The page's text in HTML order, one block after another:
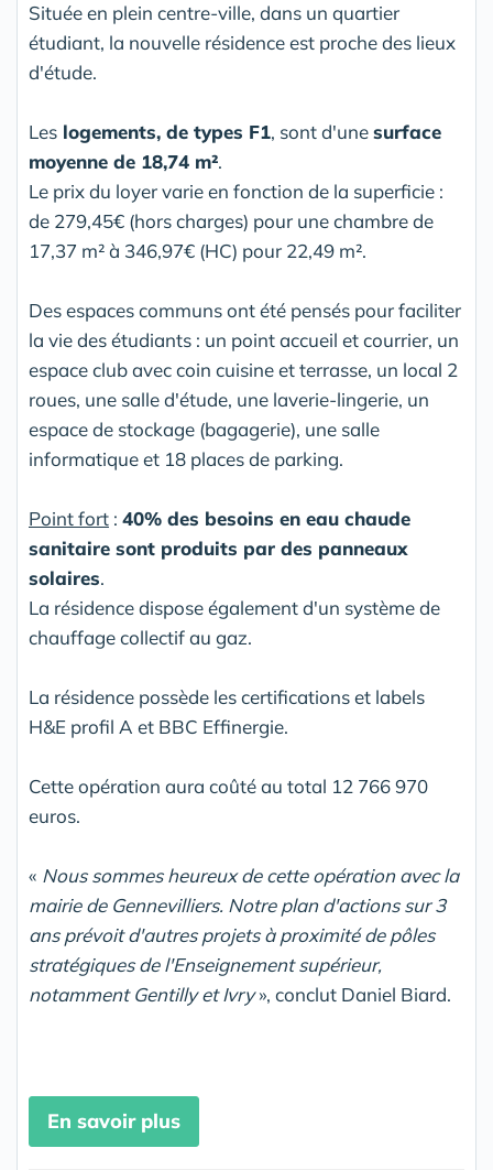
Située en plein centre-ville, dans un quartier
étudiant, la nouvelle résidence est proche des lieux
d'étude.
Les logements, de types F1, sont d'unesurface
moyenne de 18,74 m².
Le prix du loyer varie en fonction de la superficie :
de 279,45€ (hors charges) pour une chambre de
17,37 m² à 346,97€ (HC) pour 22,49 m².
Des espaces communs ont été pensés pour faciliter
la vie des étudiants : un point accueil et courrier, un
espace club avec coin cuisine et terrasse, un local 2
roues, une salle d'étude, une laverie-lingerie, un
espace de stockage (bagagerie), une salle
informatique et 18 places de parking.
Point fort : 40% des besoins en eau chaude
sanitaire sont produits par des panneaux
solaires.
La résidence dispose également d'un système de
chauffage collectif au gaz.
La résidence possède les certifications et labels
H&E profil A et BBC Effinergie.
Cette opération aura coûté au total 12 766 970
euros.
« Nous sommes heureux de cette opération avec la
mairie de Gennevilliers. Notre plan d'actions sur 3
ans prévoit d'autres projets à proximité de pôles
stratégiques de l'Enseignement supérieur,
notamment Gentilly et Ivry», conclut Daniel Biard.
En savoir plus